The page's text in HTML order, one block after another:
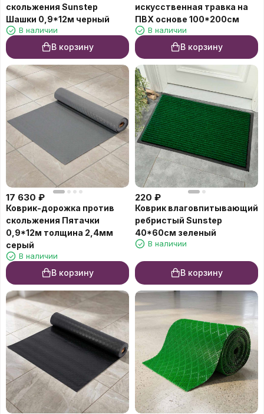
скольжения Sunstep
Шашки 0,9*12м черный
В наличии
В корзину
искусственная травка на
ПВХ основе 100*200cм
В наличии
В корзину
17 630 ₽
Коврик-дорожка против
скольжения Пятачки
0,9*12м толщина 2,4мм
серый
В наличии
В корзину
220 ₽
Коврик влаговпитывающий
ребристый Sunstep
40*60см зеленый
В наличии
В корзину